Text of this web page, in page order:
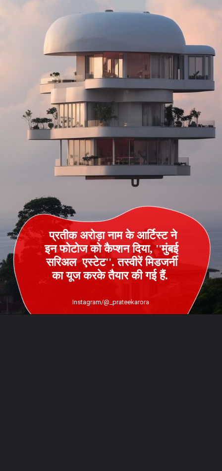
प्रतीक अरोड़ा नाम के आर्टिस्‍ट ने
इन फोटोज को कैप्शन दिया, ''मुंबई
सरिअल एस्टेट''. तस्वीरें मिडजर्नी
का यूज करके तैयार की गई हैं.
Instagram/@_prateekarora